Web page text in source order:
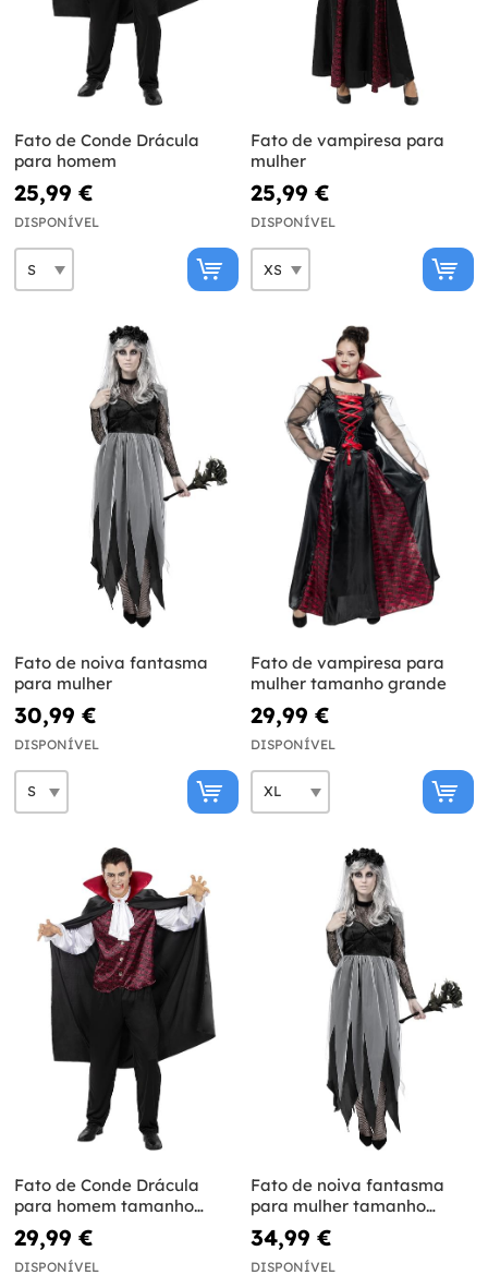
Fato de Conde Drácula
para homem
25,99 €
DISPONÍVEL
Fato de vampiresa para
mulher
25,99 €
DISPONÍVEL
Fato de noiva fantasma
para mulher
30,99 €
DISPONÍVEL
Fato de vampiresa para
mulher tamanho grande
29,99 €
DISPONÍVEL
Fato de Conde Drácula
para homem tamanho
grande
29,99 €
DISPONÍVEL
Fato de noiva fantasma
para mulher tamanho
grande
34,99 €
DISPONÍVEL